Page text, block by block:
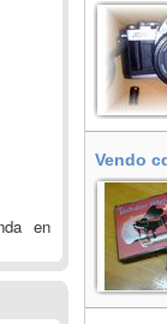
Vendo
en